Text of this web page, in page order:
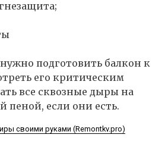
подготовить балкон к
его критическим
все сквозные дыры на
пеной, если они есть.
своими руками (Remontkv.pro)